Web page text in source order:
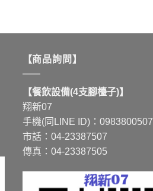
【商品詢問】
【餐飲設備(4支腳檯子)】
翔新07
手機(同LINE ID)：0983800507
市話：04-23387507
傳真：04-23387505